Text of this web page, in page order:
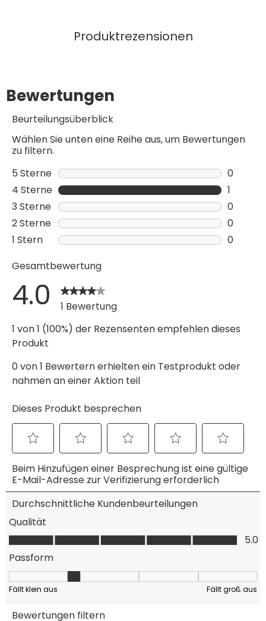
Produktrezensionen